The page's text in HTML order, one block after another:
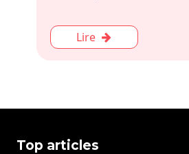
Lire
Top articles